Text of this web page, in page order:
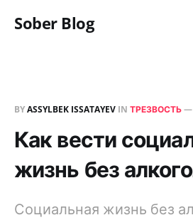
Sober Blog
BYASSYLBEK ISSATAYEV IN ТРЕЗВОСТЬ—
Как вести
жизнь без
Социальная жизнь без